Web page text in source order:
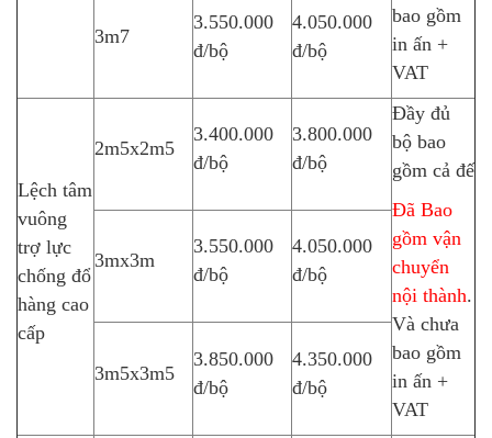
bao gồm
in ấn +
VAT
3m7
3.550.000
đ/bộ
4.050.000
đ/bộ
Lệch tâm
vuông
trợ lực
chống đổ
hàng cao
cấp
2m5x2m5
3.400.000
đ/bộ
3.800.000
đ/bộ
Đầy đủ
bộ bao
gồm cả đế
Đã Bao
gồm vận
chuyển
nội thành.
Và chưa
bao gồm
in ấn +
VAT
3mx3m
3.550.000
đ/bộ
4.050.000
đ/bộ
3m5x3m5
3.850.000
đ/bộ
4.350.000
đ/bộ